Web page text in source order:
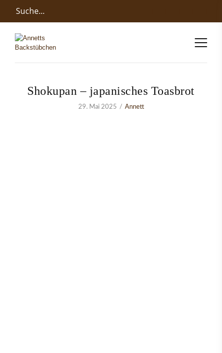
Shokupan – japanisches Toasbrot
29. Mai 2025 Annett